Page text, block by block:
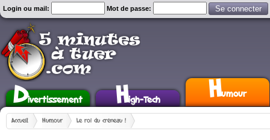
Login ou mail: Mot de passe:
Divertissement High-Tech Humour
Accueil Humour Le roi du créneau !